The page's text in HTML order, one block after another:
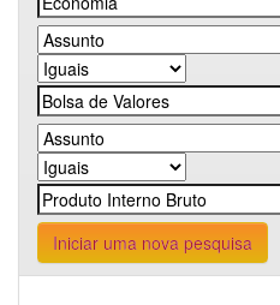
Iniciar uma nova pesquisa